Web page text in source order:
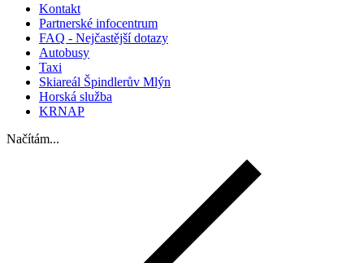
Kontakt
Partnerské infocentrum
FAQ - Nejčastější dotazy
Autobusy
Taxi
Skiareál Špindlerův Mlýn
Horská služba
KRNAP
Načítám...